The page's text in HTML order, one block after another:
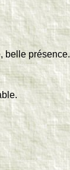
belle présence.